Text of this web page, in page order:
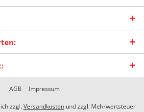
AGB Impressum
zzgl.Versandkostenund zzgl. Mehrwertsteuer